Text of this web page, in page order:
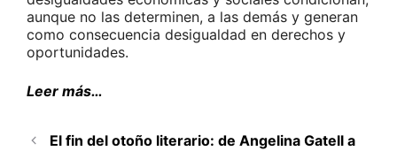
aunque no las determinen, a las demás y generan
como consecuencia desigualdad en derechos y
oportunidades.
Leer más…
El fin del otoño literario: de Angelina Gatell a